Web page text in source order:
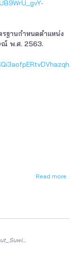
ฐานกำหนดตำแหน่ง
พ.ศ. 2563.
Read more